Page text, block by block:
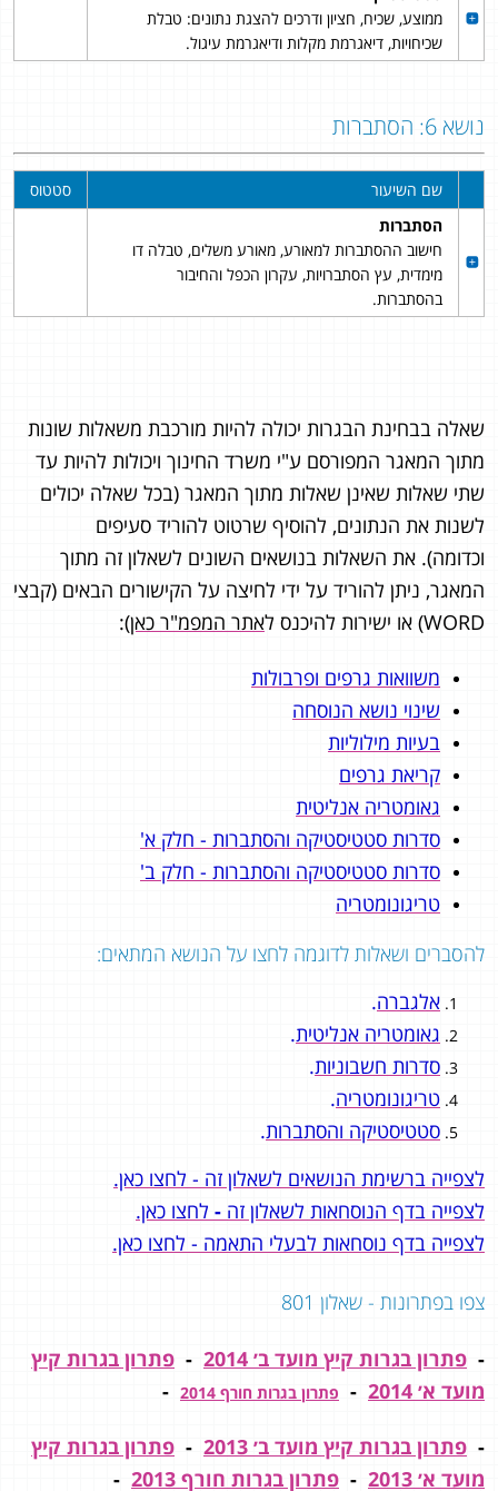
ממוצע, שכיח, חציון ודרכים להצגת נתונים: טבלת
שכיחויות, דיאגרמת מקלות ודיאגרמת עיגול.
נושא 6: הסתברות
שם השיעור
סטטוס
הסתברות
חישוב ההסתברות למאורע, מאורע משלים, טבלה דו
מימדית, עץ הסתברויות, עקרון הכפל והחיבור
בהסתברות.
שאלה בבחינת הבגרות יכולה להיות מורכבת משאלות שונות
מתוך המאגר המפורסם ע"י משרד החינוך ויכולות להיות עד
שתי שאלות שאינן שאלות מתוך המאגר (בכל שאלה יכולים
לשנות את הנתונים, להוסיף שרטוט להוריד סעיפים
וכדומה). את השאלות בנושאים השונים לשאלון זה מתוך
המאגר, ניתן להוריד על ידי לחיצה על הקישורים הבאים (קבצי
WORD) או ישירות להיכנס ל
אתר המפמ"ר כאן):
משוואות גרפים ופרבולות
שינוי נושא הנוסחה
בעיות מילוליות
קריאת גרפים
גאומטריה אנליטית
סדרות סטטיסטיקה והסתברות - חלק א'
סדרות סטטיסטיקה והסתברות - חלק ב'
טריגונומטריה
להסברים ושאלות לדוגמה לחצו על הנושא המתאים:
אלגברה.
גאומטריה אנליטית.
סדרות חשבוניות.
טריגונומטריה.
סטטיסטיקה והסתברות.
לצפייה ברשימת הנושאים לשאלון זה - לחצו כאן.
לצפייה בדף הנוסחאות לשאלון זה - לחצו כאן.
לצפייה בדף נוסחאות לבעלי התאמה - לחצו כאן.
צפו בפתרונות - שאלון 801
- פתרון בגרות קיץ מועד ב׳ 2014 - פתרון בגרות קיץ
מועד א׳ 2014
- פתרון בגרות חורף 2014 -
- פתרון בגרות קיץ מועד ב׳ 2013 - פתרון בגרות קיץ
מועד א׳ 2013
- פתרון בגרות חורף 2013 -